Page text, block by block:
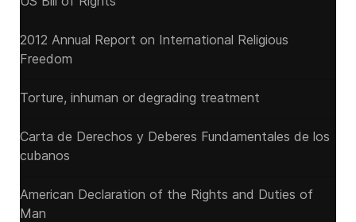
2012 Annual Report on International Religious
Freedom
Torture, inhuman or degrading treatment
Carta de Derechos y Deberes Fundamentales de los
cubanos
American Declaration of the Rights and Duties of
Man